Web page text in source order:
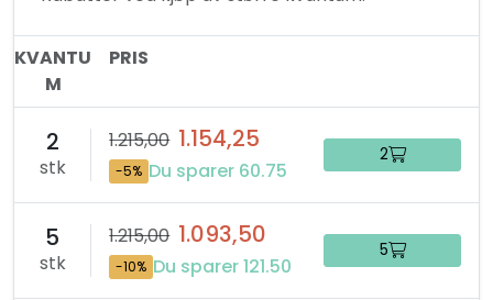
KVANTU
M
PRIS
2
stk
1.215,00 1.154,25
-5% Du sparer 60.75
2
5
stk
1.215,00 1.093,50
-10% Du sparer 121.50
5